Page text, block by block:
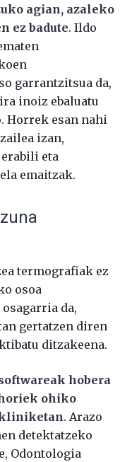
agian, azaleko
ez badute. Ildo
garrantzitsua da,
inoiz ebaluatu
esan nahi
izan,
eta
emaitzak.
termografiak ez
osoa
da,
gertatzen diren
ditzakeena.
hobera
ohiko
. Arazo
detektatzeko
Odontologia